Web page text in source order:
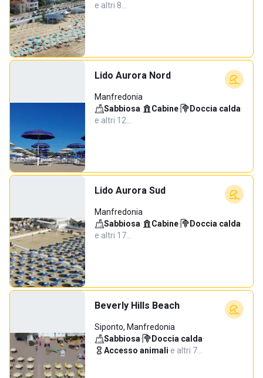
e altri 8…
Lido Aurora Nord
Manfredonia
Sabbiosa· Cabine· Doccia calda·
e altri 12…
Lido Aurora Sud
Manfredonia
Sabbiosa· Cabine· Doccia calda·
e altri 17…
Beverly Hills Beach
Siponto, Manfredonia
Sabbiosa· Doccia calda·
Accesso animali·e altri 7…